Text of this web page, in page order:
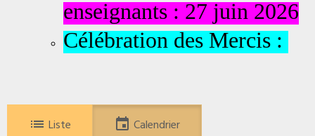
enseignants : 27 juin 2026
Célébration des Mercis :
Liste Calendrier